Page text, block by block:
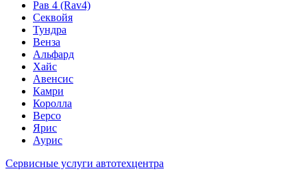
Рав 4 (Rav4)
Секвойя
Тундра
Венза
Альфард
Хайс
Авенсис
Камри
Королла
Версо
Ярис
Аурис
Сервисные услуги автотехцентра